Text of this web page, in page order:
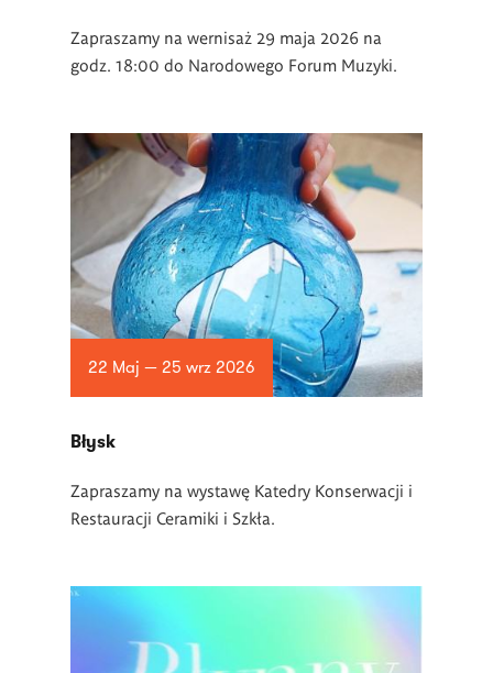
Zapraszamy na wernisaż 29 maja 2026 na
godz. 18:00 do Narodowego Forum Muzyki.
22 Maj — 25 wrz 2026
Błysk
Zapraszamy na wystawę Katedry Konserwacji i
Restauracji Ceramiki i Szkła.